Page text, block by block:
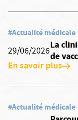
#Actualité médicale
29/06/2026
La
de
En savoir plus
#Actualité médicale